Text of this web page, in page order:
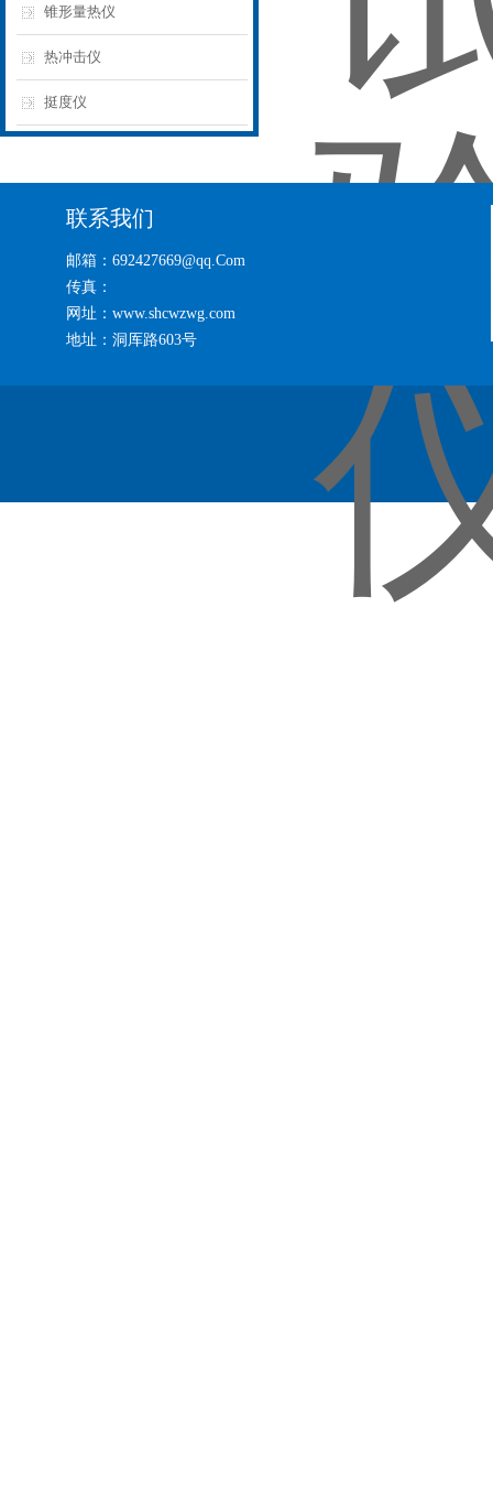
锥形量热仪
热冲击仪
挺度仪
联系我们
邮箱：692427669@qq.Com
传真：
网址：www.shcwzwg.com
地址：洞厍路603号